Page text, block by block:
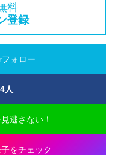
料
登録
ォロー
人
逃さない！
をチェック